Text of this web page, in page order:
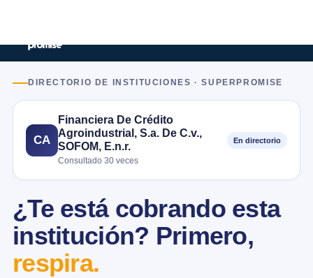
DIRECTORIO DE INSTITUCIONES · SUPERPROMISE
CA
Financiera De Crédito
Agroindustrial, S.a. De C.v.,
SOFOM, E.n.r.
Consultado 30 veces
En directorio
¿Te está cobrando esta
institución? Primero,
respira.